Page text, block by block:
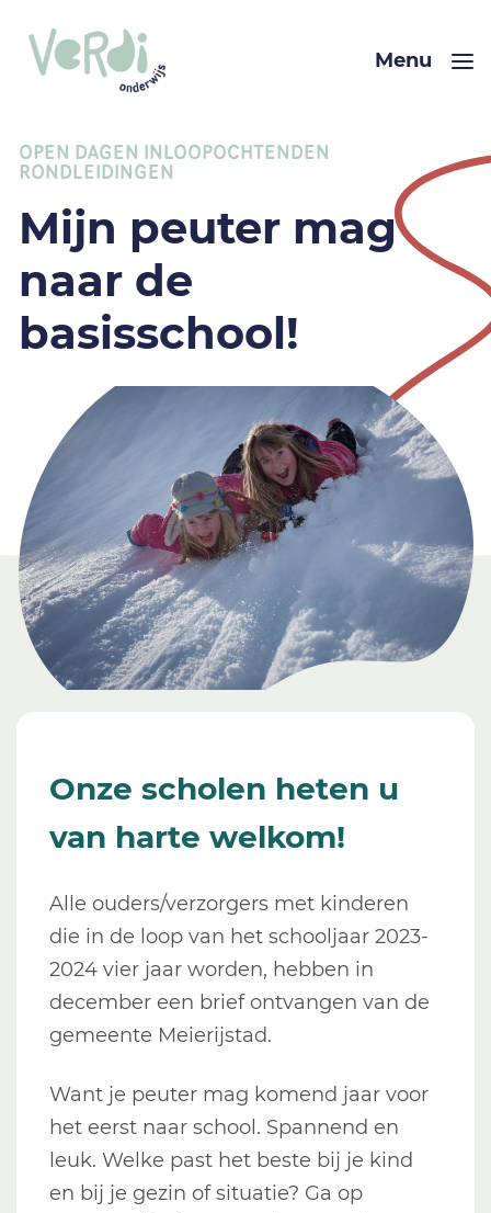
Menu
OPEN DAGEN INLOOPOCHTENDEN
RONDLEIDINGEN
Mijn peuter mag
naar de
basisschool!
Onze scholen heten u
van harte welkom!
Alle ouders/verzorgers met kinderen
die in de loop van het schooljaar 2023-
2024 vier jaar worden, hebben in
december een brief ontvangen van de
gemeente Meierijstad.
Want je peuter mag komend jaar voor
het eerst naar school. Spannend en
leuk. Welke past het beste bij je kind
en bij je gezin of situatie? Ga op